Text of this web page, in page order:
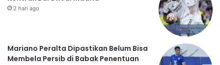
2 hari ago
Mariano Peralta Dipastikan Belum Bisa
Membela Persib di Babak Penentuan